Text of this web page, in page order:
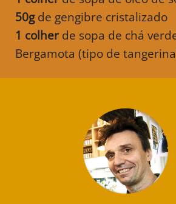
50gde gengibre cristalizado
1 colherde sopa de chá
Bergamota (tipo de